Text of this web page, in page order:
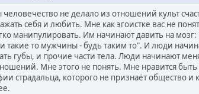
не делало из отношений культ
себя и любить. Мне как эгоистке вас не
манипулировать. Им начинают давить на мозг:
то мужчины - будь таким то". И люди
губы, и прочие части тела. Люди начинают
Мне этого не понять. Мне нравится быть
страдальца, которого не признаёт общество и